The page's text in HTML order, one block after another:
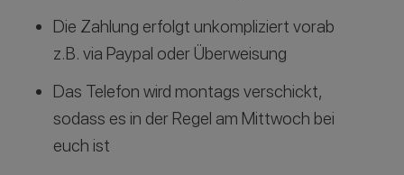
Die Zahlung erfolgt unkompliziert vorab
z.B. via Paypal oder Überweisung
Das Telefon wird montags verschickt,
sodass es in der Regel am Mittwoch bei
euch ist